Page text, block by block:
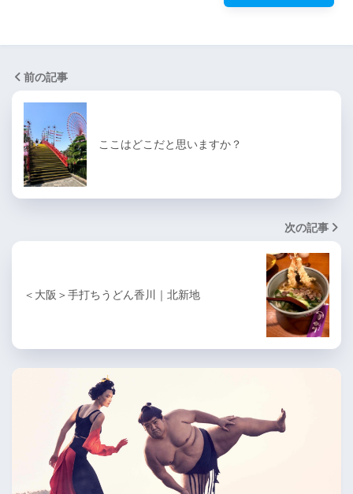
前の記事
ここはどこだと思いますか？
次の記事
＜大阪＞手打ちうどん香川｜北新地